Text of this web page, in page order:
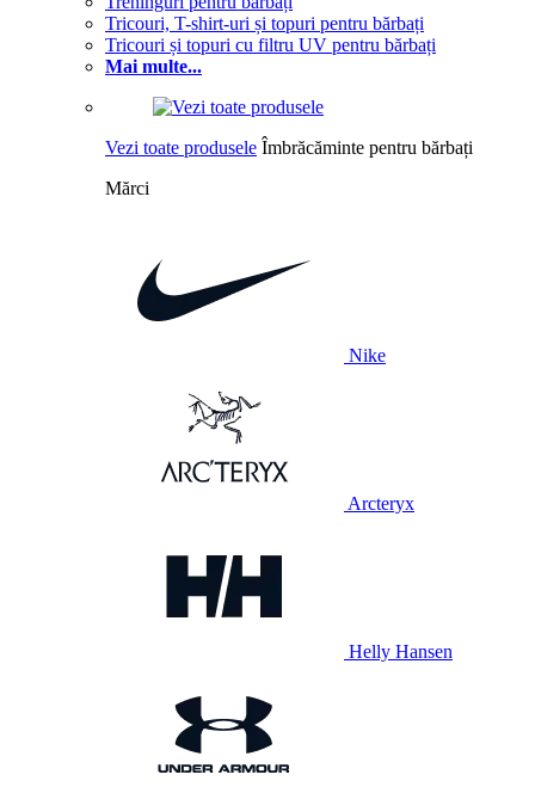
Tricouri, T-shirt-uri și topuri pentru bărbați
Tricouri și topuri cu filtru UV pentru bărbați
Mai multe...
Vezi toate produsele Îmbrăcăminte pentru bărbați
Mărci
Nike
Arcteryx
Helly Hansen